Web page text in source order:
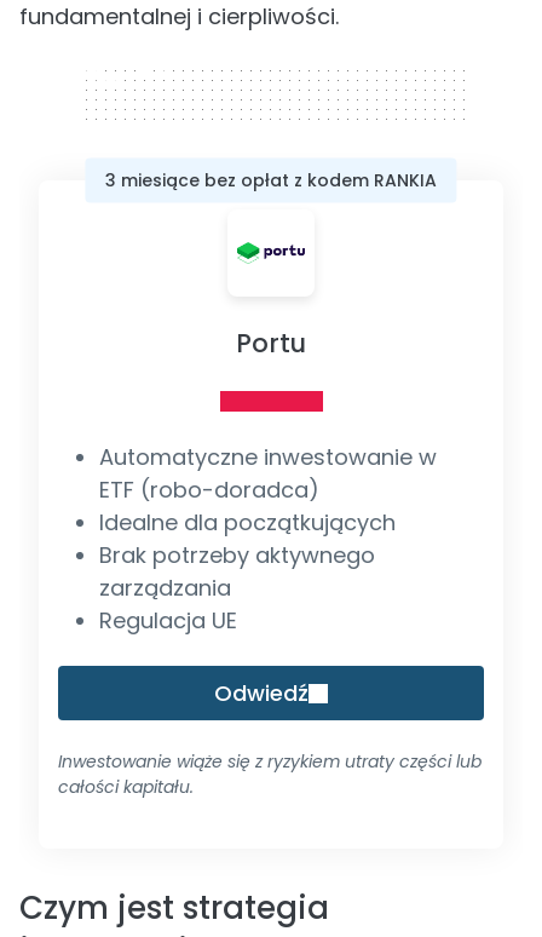
fundamentalnej i cierpliwości.
320 x 50
3 miesiące bez opłat z kodem RANKIA
Portu
Automatyczne inwestowanie w
ETF (robo-doradca)
Idealne dla początkujących
Brak potrzeby aktywnego
zarządzania
Regulacja UE
Odwiedź
Inwestowanie wiąże się z ryzykiem utraty części lub
całości kapitału.
Czym jest strategia